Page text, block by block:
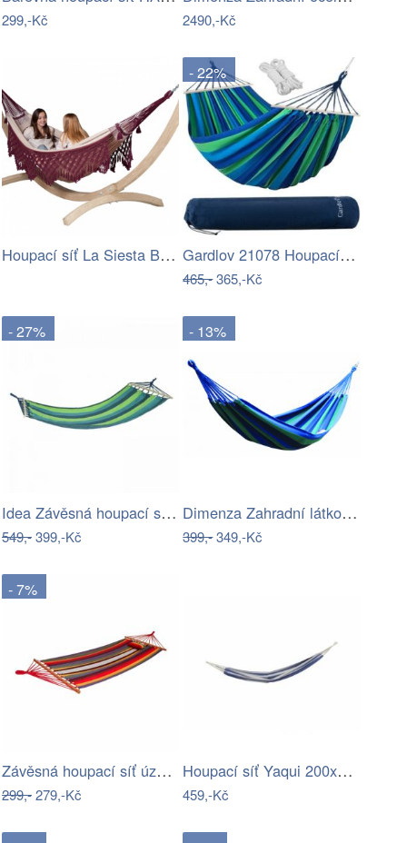
299,-Kč 2490,-Kč
Houpací síť La Siesta Bossanova Family …
- 22%
Gardlov 21078 Houpací síť 260x160 cm…
465,-365,-Kč
- 27%
Idea Závěsná houpací síť zelená/modrá
549,-399,-Kč
- 13%
Dimenza Zahradní látková houpací síť -…
399,-349,-Kč
- 7%
Závěsná houpací síť úzké pruhy
299,-279,-Kč
Houpací síť Yaqui 200x80cm modrobílá
459,-Kč